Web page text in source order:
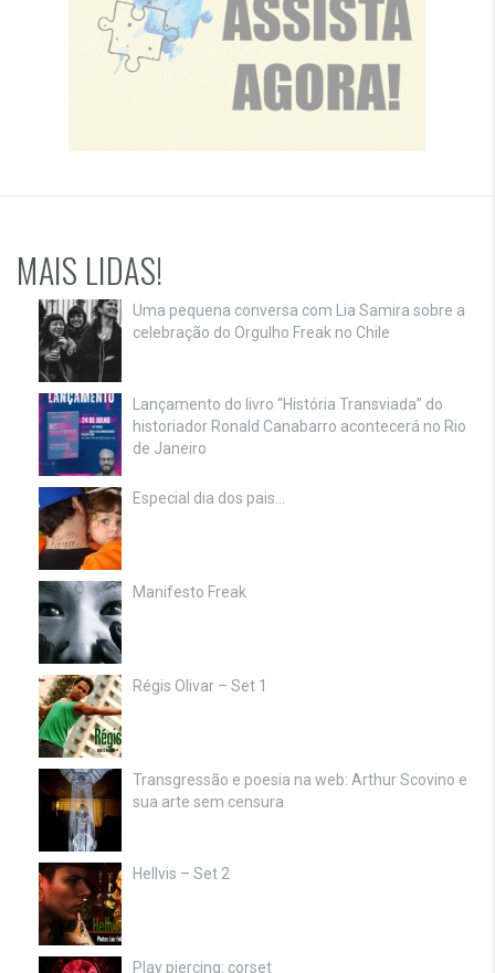
MAIS LIDAS!
Uma pequena conversa com Lia Samira sobre a
celebração do Orgulho Freak no Chile
Lançamento do livro “História Transviada” do
historiador Ronald Canabarro acontecerá no Rio
de Janeiro
Especial dia dos pais…
Manifesto Freak
Régis Olivar – Set 1
Transgressão e poesia na web: Arthur Scovino e
sua arte sem censura
Hellvis – Set 2
Play piercing: corset